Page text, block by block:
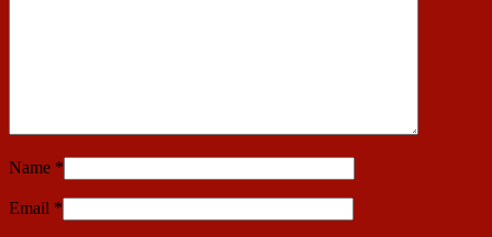
Name *
Email *